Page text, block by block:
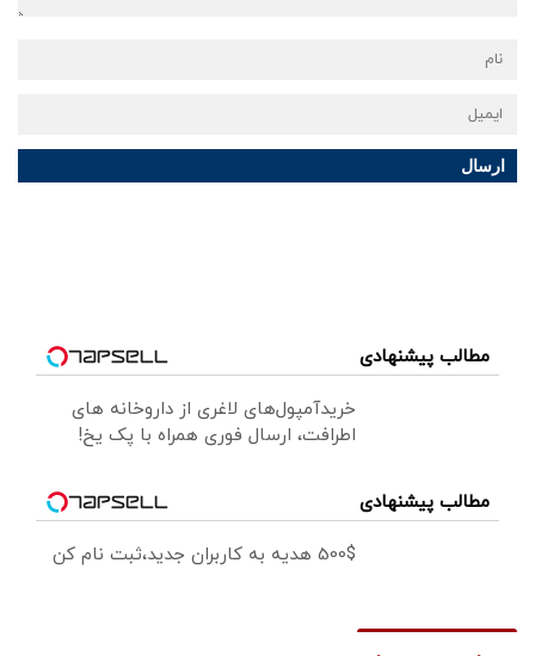
ارسال
مطالب پیشنهادی
خریدآمپول‌های لاغری از داروخانه های
اطرافت، ارسال فوری همراه با پک یخ!
مطالب پیشنهادی
500$ هدیه به کاربران جدید،ثبت نام کن